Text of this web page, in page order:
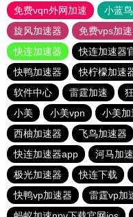
免费vqn外网加速
小蓝鸟
旋风加速器
免费vps加
快连加速器
快连加速器
快鸭加速器
快柠檬加速
软件中心
雷霆加速
小美
小美vpn 小美加
西柚加速器
飞鸟加速器
快连加速器app
河马加速
极光加速器
快连下载
快鸭vp加速器
雷霆vp加